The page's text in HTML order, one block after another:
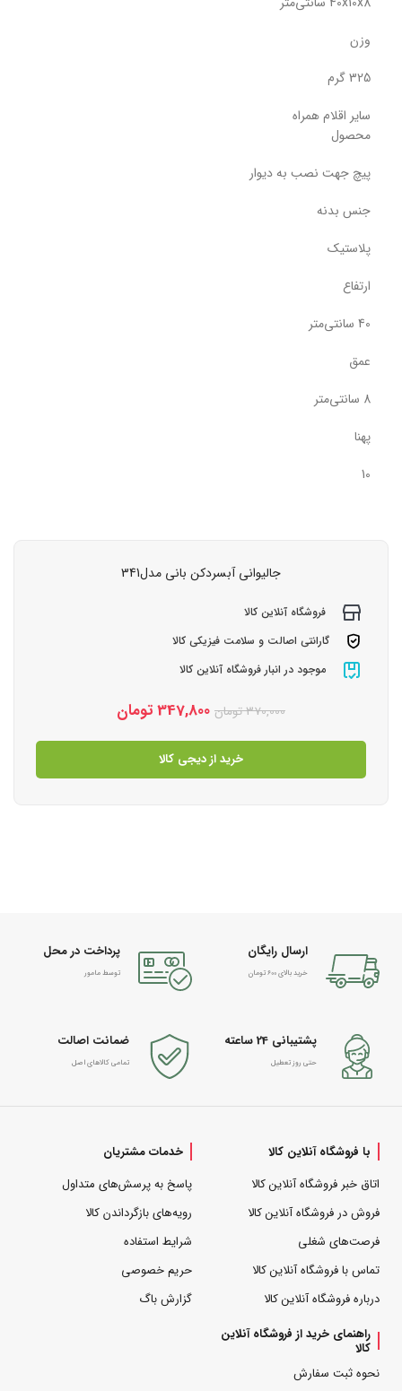
وزن
325 گرم
سایر اقلام همراه
محصول
پیچ جهت نصب به دیوار
جنس بدنه
پلاستیک
ارتفاع
40 سانتی‌متر
عمق
8 سانتی‌متر
پهنا
10
جالیوانی آبسردکن بانی مدل341
فروشگاه آنلاین کالا
گارانتی اصالت و سلامت فیزیکی کالا
موجود در انبار فروشگاه آنلاین کالا
370,000تومان 347,800تومان
خرید از دیجی کالا
ارسال رایگان
خرید بالای 600 تومان
پرداخت در محل
توسط مامور
پشتیبانی 24 ساعته
حتی روز تعطیل
ضمانت اصالت
تمامی کالاهای اصل
با فروشگاه آنلاین کالا
اتاق خبر فروشگاه آنلاین کالا
فروش در فروشگاه آنلاین کالا
فرصت‌های شغلی
تماس با فروشگاه آنلاین کالا
درباره فروشگاه آنلاین کالا
خدمات مشتریان
پاسخ به پرسش‌های متداول
رویه‌های بازگرداندن کالا
شرایط استفاده
حریم خصوصی
گزارش باگ
راهنمای خرید از فروشگاه آنلاین
کالا
نحوه ثبت سفارش